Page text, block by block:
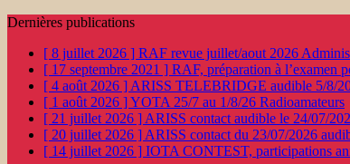
Dernières publications
[ 8 juillet 2026 ] RAF revue juillet/aout 2026
[ 17 septembre 2021 ] RAF, préparation à l’examen
[ 4 août 2026 ] ARISS TELEBRIDGE audible 5/8/
[ 1 août 2026 ]YOTA 25/7 au 1/8/26 Radioamateurs
[ 21 juillet 2026 ] ARISS contact audible le 24/07/
[ 20 juillet 2026 ] ARISS contact du 23/07/2026
[ 14 juillet 2026 ] IOTA CONTEST, participations